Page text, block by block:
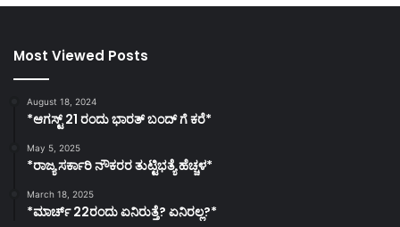
Most Viewed Posts
August 18, 2024
*ಆಗಸ್ಟ್ 21 ರಂದು ಭಾರತ್‌ ಬಂದ್‌ ಗೆ ಕರೆ*
May 5, 2025
*ರಾಜ್ಯ ಸರ್ಕಾರಿ ನೌಕರರ ತುಟ್ಟಿಭತ್ಯೆ ಹೆಚ್ಚಳ*
March 18, 2025
*ಮಾರ್ಚ್ 22ರಂದು ಏನಿರುತ್ತೆ? ಏನಿರಲ್ಲ?*